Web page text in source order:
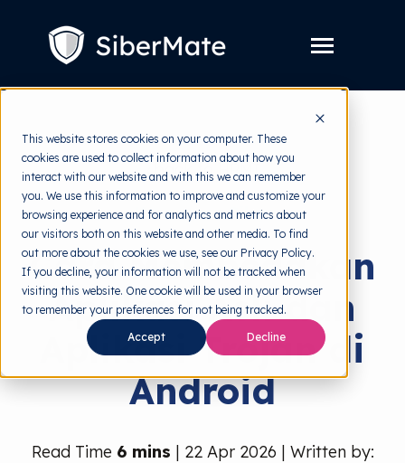
This website stores cookies on your computer. These
cookies are used to collect information about how you
interact with our website and with this we can remember
you. We use this information to improve and customize your
browsing experience and for analytics and metrics about
our visitors both on this website and other media. To find
out more about the cookies we use, see our Privacy Policy.
If you decline, your information will not be tracked when
visiting this website. One cookie will be used in your browser
to remember your preferences for not being tracked.
Accept Decline
Toggle
Layanan
children
for
Layanan
Harga
Resources Toggle
children
for
Resources
Tools Gratis Toggle
children
for
Tools
Tentang
Coba Gratis
back to HRMI
Keamanan Siber
Cara Membedakan
Aplikasi Asli dan
Aplikasi Trojan di
Android
Read Time 6 mins | 22 Apr 2026 | Written by: